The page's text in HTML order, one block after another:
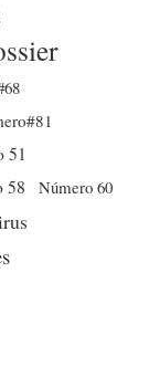
51
58
Número 60